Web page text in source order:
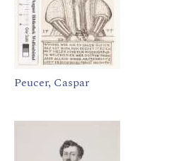
Peucer, Caspar